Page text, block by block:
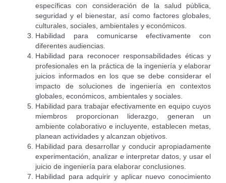
específicas con consideración de la salud pública,
seguridad y el bienestar, así como factores globales,
culturales, sociales, ambientales y económicos.
Habilidad para comunicarse efectivamente con
diferentes audiencias.
Habilidad para reconocer responsabilidades éticas y
profesionales en la práctica de la ingeniería y elaborar
juicios informados en los que se debe considerar el
impacto de soluciones de ingeniería en contextos
globales, económicos, ambientales y sociales.
Habilidad para trabajar efectivamente en equipo cuyos
miembros proporcionan liderazgo, generan un
ambiente colaborativo e incluyente, establecen metas,
planean actividades y alcanzan objetivos.
Habilidad para desarrollar y conducir apropiadamente
experimentación, analizar e interpretar datos, y usar el
juicio de ingeniería para elaborar conclusiones.
Habilidad para adquirir y aplicar nuevo conocimiento